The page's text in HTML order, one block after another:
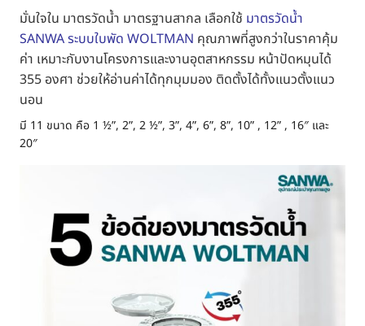
มั่นใจใน มาตรวัดน้ำ มาตรฐานสากล เลือกใช้ มาตรวัดน้ำ
SANWA ระบบใบพัด WOLTMAN คุณภาพที่สูงกว่าในราคาคุ้ม
ค่า เหมาะกับงานโครงการและงานอุตสาหกรรม หน้าปัดหมุนได้
355 องศา ช่วยให้อ่านค่าได้ทุกมุมมอง ติดตั้งได้ทั้งแนวตั้งแนว
นอน
มี 11 ขนาด คือ 1 ½”, 2”, 2 ½”, 3”, 4”, 6”, 8”, 10” , 12” , 16″ และ
20″